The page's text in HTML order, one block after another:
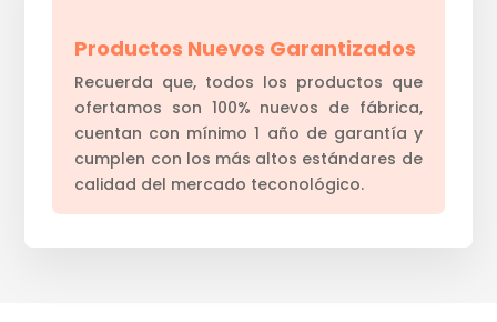
Productos Nuevos Garantizados
Recuerda que, todos los productos que
ofertamos son 100% nuevos de fábrica,
cuentan con mínimo 1 año de garantía y
cumplen con los más altos estándares de
calidad del mercado teconológico.